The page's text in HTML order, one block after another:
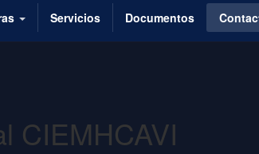
Servicios Documentos
CIEMHCAVI